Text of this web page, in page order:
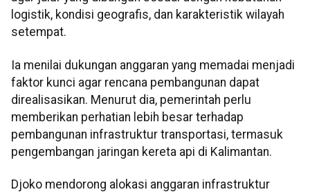
logistik, kondisi geografis, dan karakteristik wilayah
setempat.
Ia menilai dukungan anggaran yang memadai menjadi
faktor kunci agar rencana pembangunan dapat
direalisasikan. Menurut dia, pemerintah perlu
memberikan perhatian lebih besar terhadap
pembangunan infrastruktur transportasi, termasuk
pengembangan jaringan kereta api di Kalimantan.
Djoko mendorong alokasi anggaran infrastruktur